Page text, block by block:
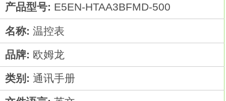
产品型号: E5EN-HTAA3BFMD-500
名称: 温控表
品牌: 欧姆龙
类别: 通讯手册